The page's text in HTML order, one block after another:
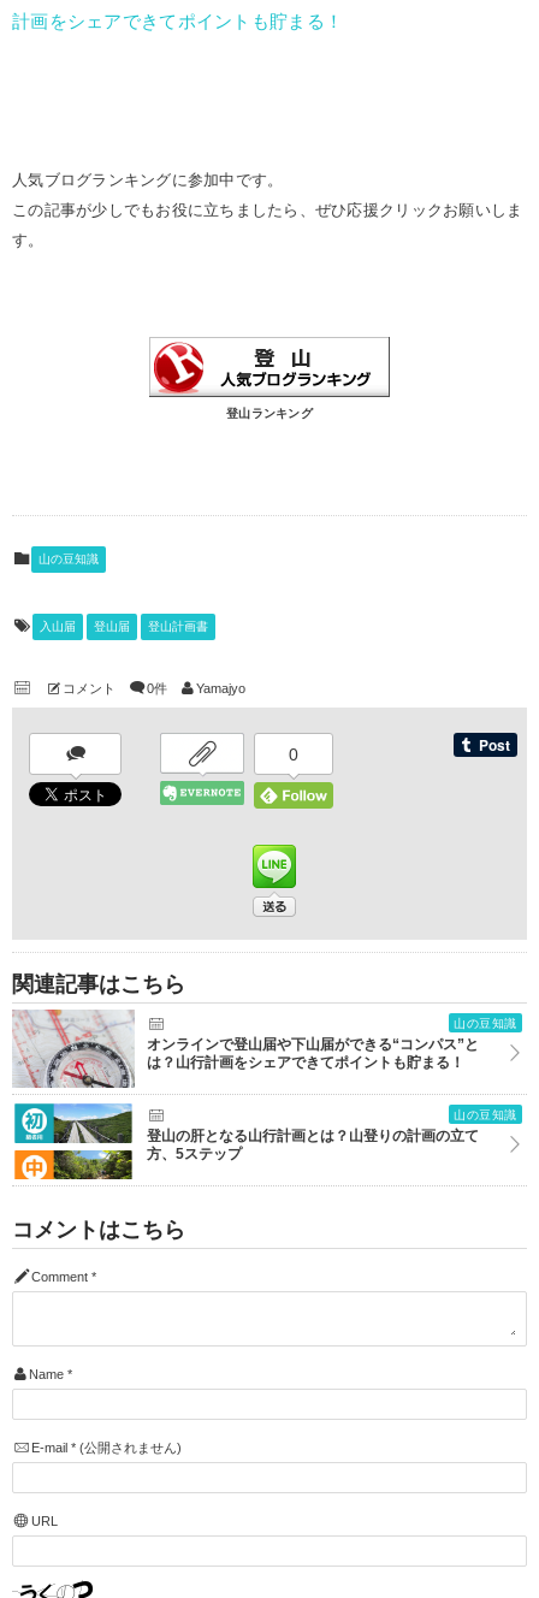
計画をシェアできてポイントも貯まる！
人気ブログランキングに参加中です。
この記事が少しでもお役に立ちましたら、ぜひ応援クリックお願いしま
す。
登山ランキング
山の豆知識
入山届 登山届 登山計画書
コメント 0件 Yamajyo
0
関連記事はこちら
山の豆知識
オンラインで登山届や下山届ができる“コンパス”と
は？山行計画をシェアできてポイントも貯まる！
山の豆知識
登山の肝となる山行計画とは？山登りの計画の立て
方、5ステップ
コメントはこちら
Comment *
Name *
E-mail *(公開されません)
URL